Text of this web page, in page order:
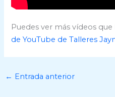
Puedes ver más vídeos
de YouTube de Talleres
← Entrada anterior